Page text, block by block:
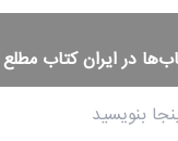
در ایران کتاب